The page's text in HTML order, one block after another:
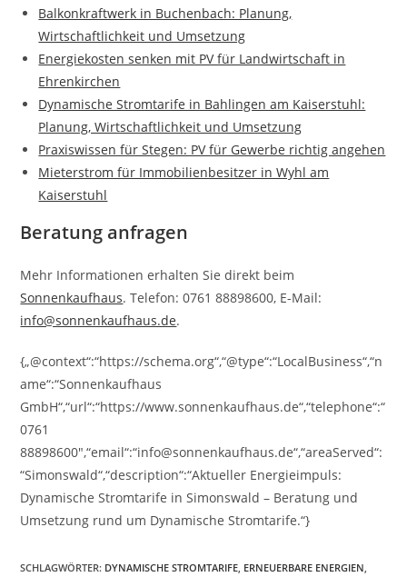
Balkonkraftwerk in Buchenbach: Planung,
Wirtschaftlichkeit und Umsetzung
Energiekosten senken mit PV für Landwirtschaft in
Ehrenkirchen
Dynamische Stromtarife in Bahlingen am Kaiserstuhl:
Planung, Wirtschaftlichkeit und Umsetzung
Praxiswissen für Stegen: PV für Gewerbe richtig angehen
Mieterstrom für Immobilienbesitzer in Wyhl am
Kaiserstuhl
Beratung anfragen
Mehr Informationen erhalten Sie direkt beim
Sonnenkaufhaus. Telefon: 0761 88898600, E-Mail:
info@sonnenkaufhaus.de.
{„@context“:“https://schema.org“,“@type“:“LocalBusiness“,“n
ame“:“Sonnenkaufhaus
GmbH“,“url“:“https://www.sonnenkaufhaus.de“,“telephone“:“
0761
88898600″,“email“:“info@sonnenkaufhaus.de“,“areaServed“:
“Simonswald“,“description“:“Aktueller Energieimpuls:
Dynamische Stromtarife in Simonswald – Beratung und
Umsetzung rund um Dynamische Stromtarife.“}
SCHLAGWÖRTER: DYNAMISCHE STROMTARIFE, ERNEUERBARE ENERGIEN,